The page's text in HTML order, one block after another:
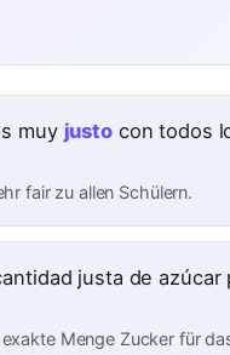
muy justocon todos
fair zu allen Schülern.
justa de azúcar
Menge Zucker für